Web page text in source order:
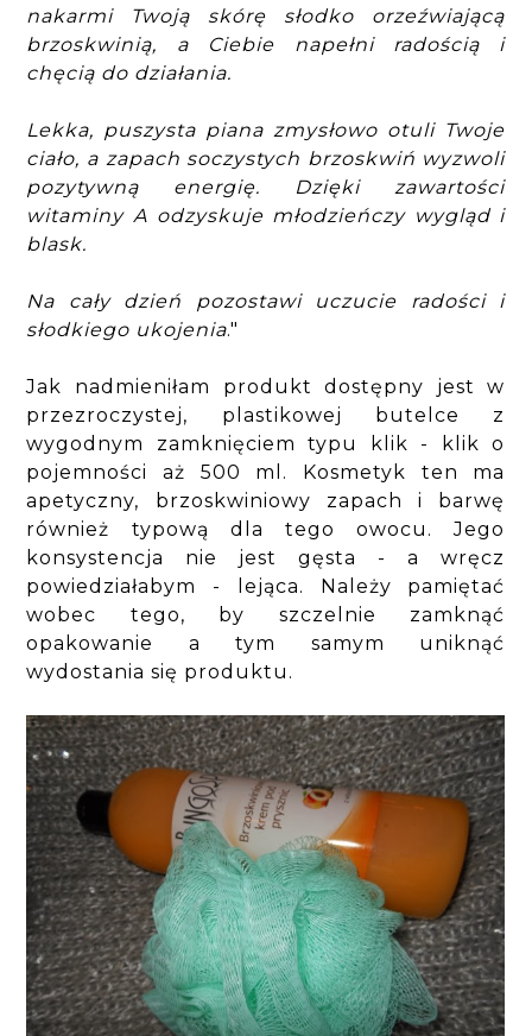
nakarmi Twoją skórę słodko orzeźwiającą
brzoskwinią, a Ciebie napełni radością i
chęcią do działania.
Lekka, puszysta piana zmysłowo otuli Twoje
ciało, a zapach soczystych brzoskwiń wyzwoli
pozytywną energię. Dzięki zawartości
witaminy A odzyskuje młodzieńczy wygląd i
blask.
Na cały dzień pozostawi uczucie radości i
słodkiego ukojenia."
Jak nadmieniłam produkt dostępny jest w
przezroczystej, plastikowej butelce z
wygodnym zamknięciem typu klik - klik o
pojemności aż 500 ml. Kosmetyk ten ma
apetyczny, brzoskwiniowy zapach i barwę
również typową dla tego owocu. Jego
konsystencja nie jest gęsta - a wręcz
powiedziałabym - lejąca. Należy pamiętać
wobec tego, by szczelnie zamknąć
opakowanie a tym samym uniknąć
wydostania się produktu.